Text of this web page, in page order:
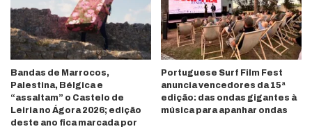
Bandas de Marrocos,
Palestina, Bélgica e
“assaltam” o Castelo de
Leiria no Ágora 2026; edição
deste ano fica marcada por
Portuguese Surf Film Fest
anuncia vencedores da 15ª
edição: das ondas gigantes à
música para apanhar ondas